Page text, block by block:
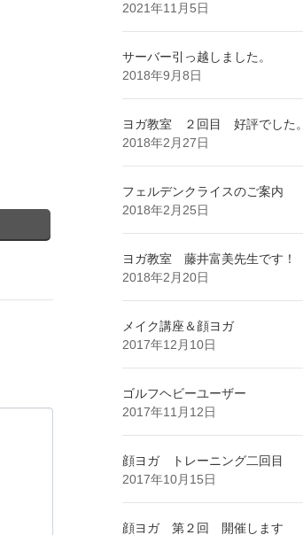
2021年11月5日
サーバー引っ越しました。
2018年9月8日
ヨガ教室 ２回目 好評でした。
2018年2月27日
フェルデンクライスのご案内
2018年2月25日
ヨガ教室 藤井富美先生です！
2018年2月20日
メイク講座＆顔ヨガ
2017年12月10日
ゴルフヘビーユーザー
2017年11月12日
顔ヨガ トレーニング二回目
2017年10月15日
顔ヨガ 第２回 開催します